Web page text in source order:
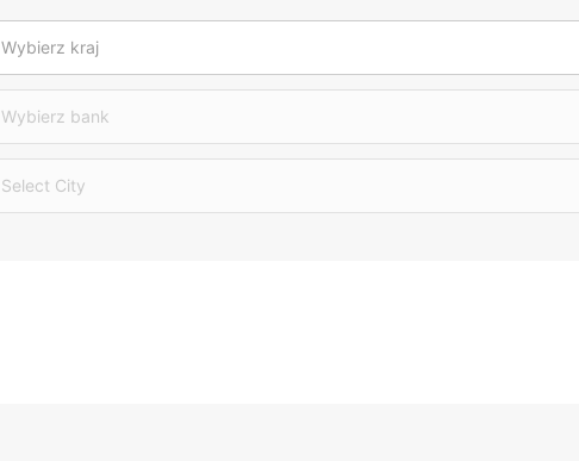
Wybierz kraj
Wybierz bank
Select City